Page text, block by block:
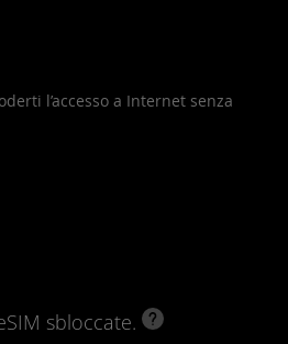
l’accesso a Internet senza
sbloccate.